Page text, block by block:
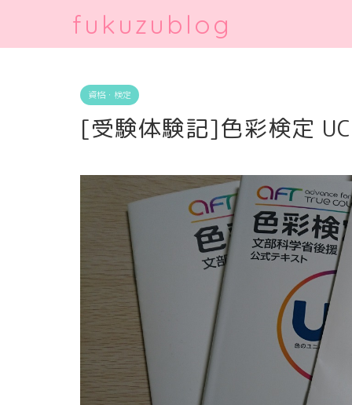
fukuzublog
資格・検定
[受験体験記]色彩検定